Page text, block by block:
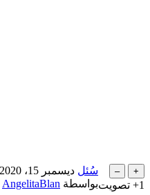
+1 تصويت
سُئل ديسمبر 15، 2020
بواسطة AngelitaBlan